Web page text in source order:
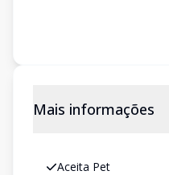
Mais informações
Aceita Pet